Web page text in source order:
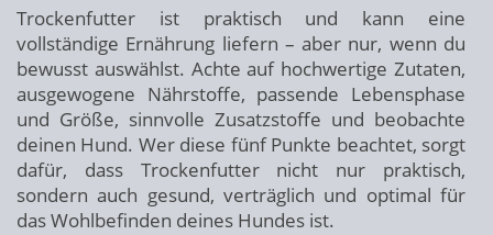
Trockenfutter ist praktisch und kann eine
vollständige Ernährung liefern – aber nur, wenn du
bewusst auswählst. Achte auf hochwertige Zutaten,
ausgewogene Nährstoffe, passende Lebensphase
und Größe, sinnvolle Zusatzstoffe und beobachte
deinen Hund. Wer diese fünf Punkte beachtet, sorgt
dafür, dass Trockenfutter nicht nur praktisch,
sondern auch gesund, verträglich und optimal für
das Wohlbefinden deines Hundes ist.